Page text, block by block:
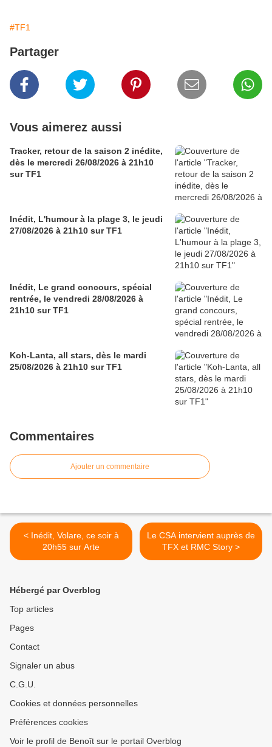
#TF1
Partager
Vous aimerez aussi
Tracker, retour de la saison 2 inédite,
dès le mercredi 26/08/2026 à 21h10
sur TF1
Inédit, L'humour à la plage 3, le jeudi
27/08/2026 à 21h10 sur TF1
Inédit, Le grand concours, spécial
rentrée, le vendredi 28/08/2026 à
21h10 sur TF1
Koh-Lanta, all stars, dès le mardi
25/08/2026 à 21h10 sur TF1
Commentaires
Ajouter un commentaire
< Inédit, Volare, ce soir à
20h55 sur Arte
Le CSA intervient auprès de
TFX et RMC Story >
Hébergé par Overblog
Top articles
Pages
Contact
Signaler un abus
C.G.U.
Cookies et données personnelles
Préférences cookies
Voir le profil de Benoît sur le portail Overblog